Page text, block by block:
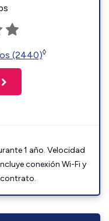
(2440)◊
1 año. Velocidad
conexión Wi-Fi y